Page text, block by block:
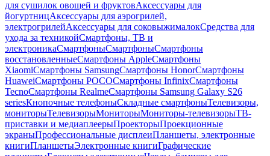
для сушилок овощей и фруктовАксессуары для
йогуртницАксессуары для аэрогрилей,
электрогрилейАксессуары для соковыжималокСредства для
ухода за техникойСмартфоны, ТВ и
электроникаСмартфоныСмартфоныСмартфоны
восстановленныеСмартфоны AppleСмартфоны
XiaomiСмартфоны SamsungСмартфоны HonorСмартфоны
HuaweiСмартфоны POCOСмартфоны InfinixСмартфоны
TecnoСмартфоны RealmeСмартфоны Samsung Galaxy S26
seriesКнопочные телефоныСкладные смартфоныТелевизоры,
мониторыТелевизорыМониторыМониторы-телевизорыТВ-
приставки и медиаплеерыПроекторыПроекционные
экраныПрофессиональные дисплеиПланшеты, электронные
книгиПланшетыЭлектронные книгиГрафические